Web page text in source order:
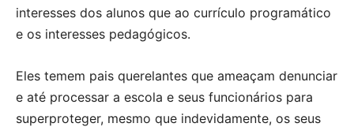
interesses dos alunos que ao currículo programático
e os interesses pedagógicos.
Eles temem pais querelantes que ameaçam denunciar
e até processar a escola e seus funcionários para
superproteger, mesmo que indevidamente, os seus